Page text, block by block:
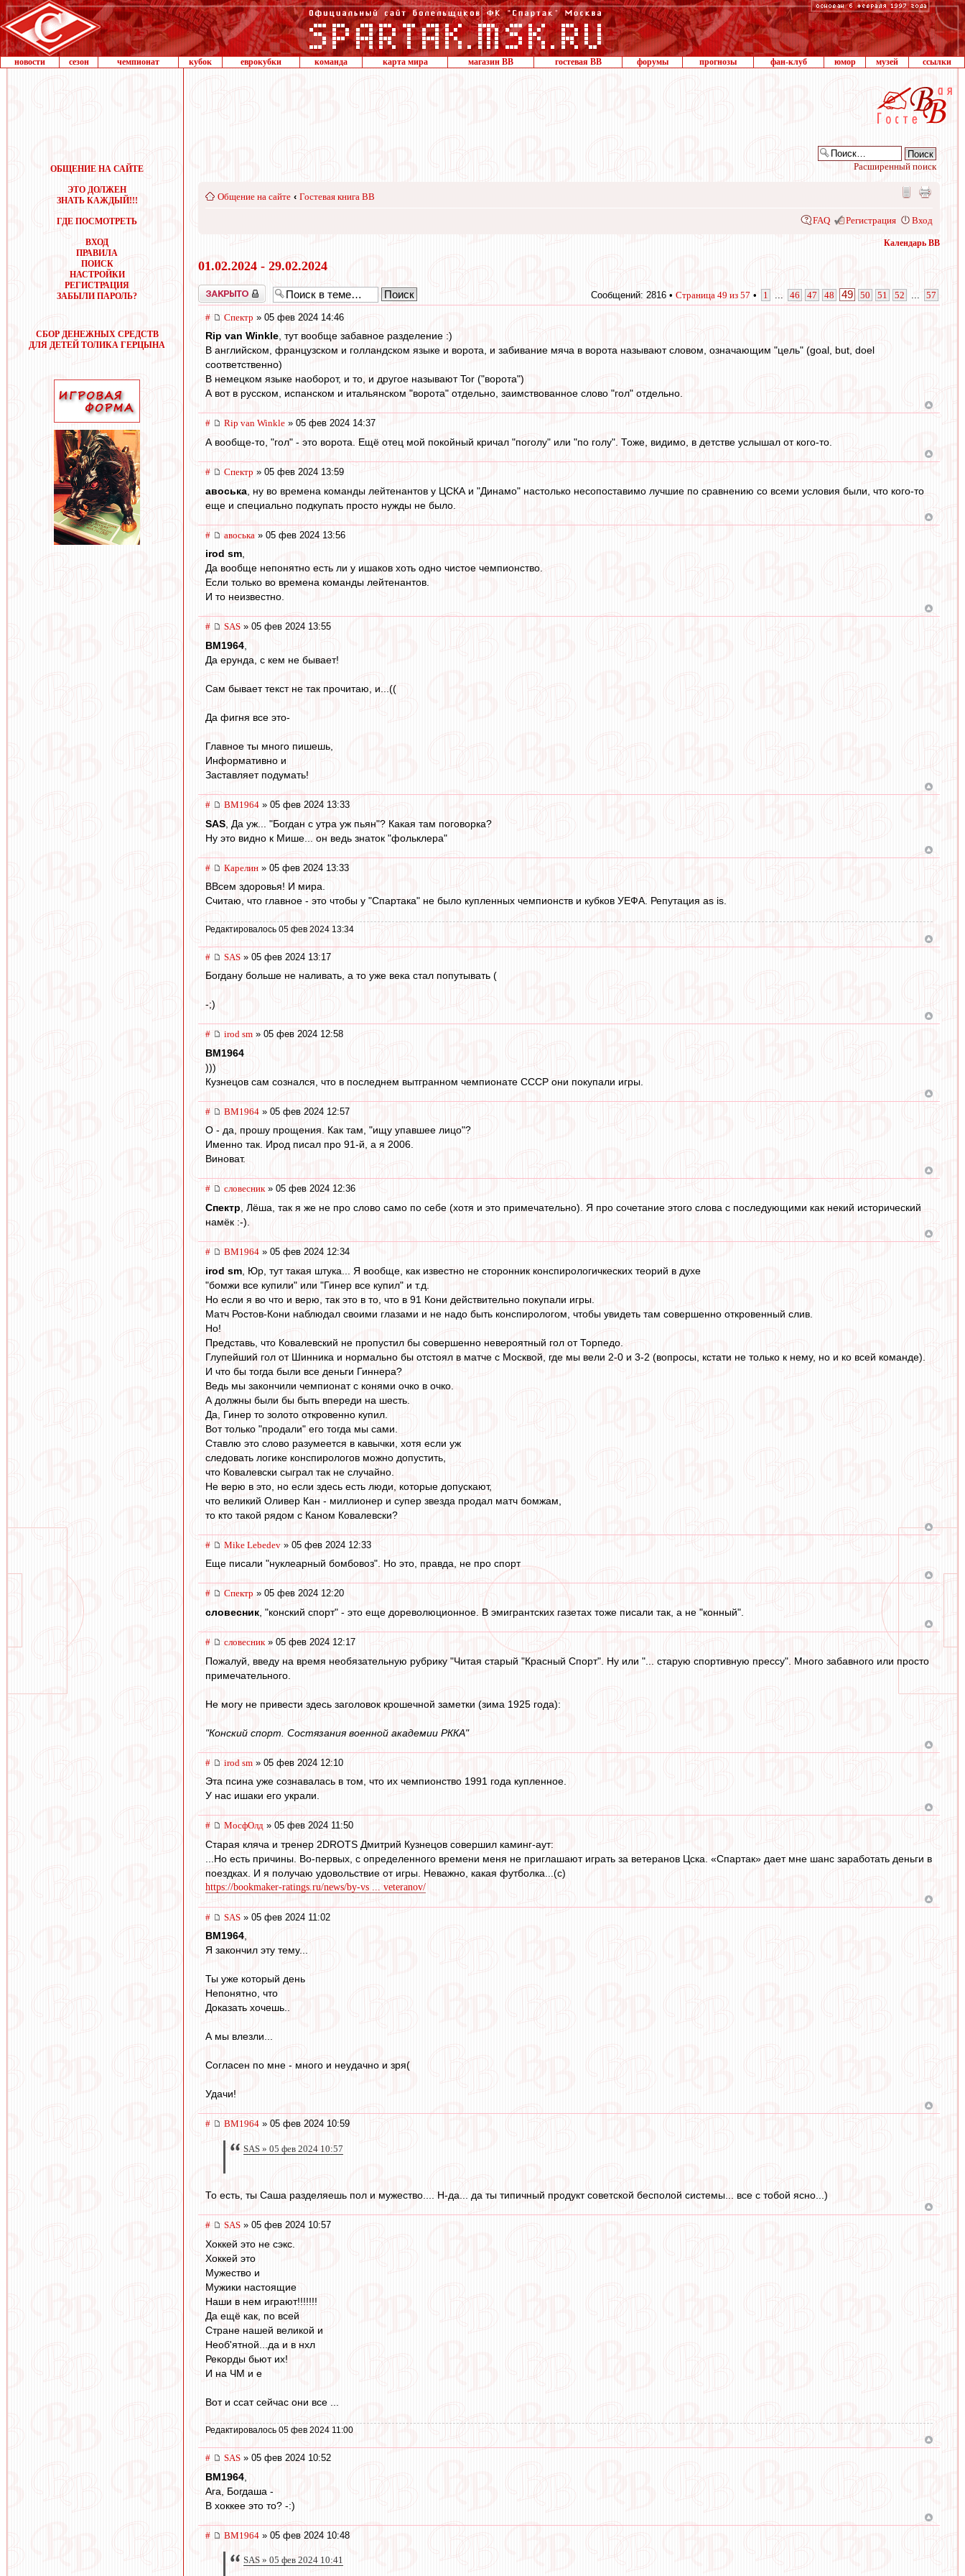
новости сезон чемпионат кубок еврокубки команда карта мира магазин ВВ гостевая ВВ форумы прогнозы фан-клуб юмор музей ссылки
ОБЩЕНИЕ НА САЙТЕ
ЭТО ДОЛЖЕН
ЗНАТЬ КАЖДЫЙ!!!
ГДЕ ПОСМОТРЕТЬ
ВХОД
ПРАВИЛА
ПОИСК
НАСТРОЙКИ
РЕГИСТРАЦИЯ
ЗАБЫЛИ ПАРОЛЬ?
СБОР ДЕНЕЖНЫХ СРЕДСТВ
ДЛЯ ДЕТЕЙ ТОЛИКА ГЕРЦЫНА
Расширенный поиск
Общение на сайте ‹ Гостевая книга ВВ
FAQ Регистрация Вход
Календарь ВВ
01.02.2024 - 29.02.2024
Закрыто Сообщений: 2816 • Страница 49 из 57 • 1 46 47 48 49 50 51 52 57
# Спектр » 05 фев 2024 14:46
Rip van Winkle, тут вообще забавное разделение :)
В английском, французском и голландском языке и ворота, и забивание мяча в ворота называют словом, означающим "цель" (goal, but, doel
соответственно)
В немецком языке наоборот, и то, и другое называют Tor ("ворота")
А вот в русском, испанском и итальянском "ворота" отдельно, заимствованное слово "гол" отдельно.
# Rip van Winkle » 05 фев 2024 14:37
А вообще-то, "гол" - это ворота. Ещё отец мой покойный кричал "поголу" или "по голу". Тоже, видимо, в детстве услышал от кого-то.
# Спектр » 05 фев 2024 13:59
авоська , ну во времена команды лейтенантов у ЦСКА и "Динамо" настолько несопоставимо лучшие по сравнению со всеми условия были, что кого-то
еще и специально подкупать просто нужды не было.
# авоська » 05 фев 2024 13:56
irod sm,
Да вообще непонятно есть ли у ишаков хоть одно чистое чемпионство.
Если только во времена команды лейтенантов.
И то неизвестно.
# SAS » 05 фев 2024 13:55
BM1964
Да ерунда, с кем не бывает!
Сам бывает текст не так прочитаю, и...((
Да фигня все это-
Главное ты много пишешь,
Информативно и
Заставляет подумать!
# BM1964 » 05 фев 2024 13:33
SAS , Да уж... "Богдан с утра уж пьян"? Какая там поговорка?
Ну это видно к Мише... он ведь знаток "фольклера"
# Карелин » 05 фев 2024 13:33
ВВсем здоровья! И мира.
Считаю, что главное - это чтобы у "Спартака" не было купленных чемпионств и кубков УЕФА. Репутация as is.
Редактировалось 05 фев 2024 13:34
# SAS » 05 фев 2024 13:17
Богдану больше не наливать, а то уже века стал попутывать (
-;)
# irod sm » 05 фев 2024 12:58
BM1964
)))
Кузнецов сам сознался, что в последнем вытгранном чемпионате СССР они покупали игры.
# BM1964 » 05 фев 2024 12:57
О - да, прошу прощения. Как там, "ищу упавшее лицо"?
Именно так. Ирод писал про 91-й, а я 2006.
Виноват.
# словесник» 05 фев 2024 12:36
Спектр , Лёша, так я же не про слово само по себе (хотя и это примечательно). Я про сочетание этого слова с последующими как некий исторический
намёк :-).
# BM1964 » 05 фев 2024 12:34
irod sm , Юр, тут такая штука... Я вообще, как известно не сторонник конспирологичкеских теорий в духе
"бомжи все купили" или "Гинер все купил" и т.д.
Но если я во что и верю, так это в то, что в 91 Кони действительно покупали игры.
Матч Ростов-Кони наблюдал своими глазами и не надо быть конспирологом, чтобы увидеть там совершенно откровенный слив.
Но!
Представь, что Ковалевский не пропустил бы совершенно невероятный гол от Торпедо.
Глупейший гол от Шинника и нормально бы отстоял в матче с Москвой, где мы вели 2-0 и 3-2 (вопросы, кстати не только к нему, но и ко всей команде).
И что бы тогда были все деньги Гиннера?
Ведь мы закончили чемпионат с конями очко в очко.
А должны были бы быть впереди на шесть.
Да, Гинер то золото откровенно купил.
Вот только "продали" его тогда мы сами.
Ставлю это слово разумеется в кавычки, хотя если уж
следовать логике конспирологов можно допустить,
что Ковалевски сыграл так не случайно.
Не верю в это, но если здесь есть люди, которые допускают,
что великий Оливер Кан - миллионер и супер звезда продал матч бомжам,
то кто такой рядом с Каном Ковалевски?
# Mike Lebedev » 05 фев 2024 12:33
Еще писали "нуклеарный бомбовоз". Но это, правда, не про спорт
# Спектр » 05 фев 2024 12:20
словесник , "конский спорт" - это еще дореволюционное. В эмигрантских газетах тоже писали так, а не "конный".
# словесник » 05 фев 2024 12:17
Пожалуй, введу на время необязательную рубрику "Читая старый "Красный Спорт". Ну или "... старую спортивную прессу". Много забавного или просто
примечательного.
Не могу не привести здесь заголовок крошечной заметки (зима 1925 года):
"Конский спорт. Состязания военной академии РККА"
# irod sm » 05 фев 2024 12:10
Эта псина уже сознавалась в том, что их чемпионство 1991 года купленное.
У нас ишаки его украли.
# МосфОлд » 05 фев 2024 11:50
Старая кляча и тренер 2DROTS Дмитрий Кузнецов совершил каминг-аут:
...Но есть причины. Во-первых, с определенного времени меня не приглашают играть за ветеранов Цска. «Спартак» дает мне шанс заработать деньги в
поездках. И я получаю удовольствие от игры. Неважно, какая футболка...(с)
https://bookmaker-ratings.ru/news/by-vs ... veteranov/
# SAS » 05 фев 2024 11:02
BM1964,
Я закончил эту тему...
Ты уже который день
Непонятно, что
Доказать хочешь..
А мы влезли...
Согласен по мне - много и неудачно и зря(
Удачи!
# BM1964 » 05 фев 2024 10:59
SAS » 05 фев 2024 10:57
То есть, ты Саша разделяешь пол и мужество.... Н-да... да ты типичный продукт советской бесполой системы... все с тобой ясно...)
# SAS » 05 фев 2024 10:57
Хоккей это не сэкс.
Хоккей это
Мужество и
Мужики настоящие
Наши в нем играют!!!!!!!
Да ещё как, по всей
Стране нашей великой и
Необ'ятной...да и в нхл
Рекорды бьют их!
И на ЧМ и е
Вот и ссат сейчас они все ...
Редактировалось 05 фев 2024 11:00
# SAS » 05 фев 2024 10:52
BM1964
Ага, Богдаша -
В хоккее это то? -:)
# BM1964 » 05 фев 2024 10:48
SAS » 05 фев 2024 10:41